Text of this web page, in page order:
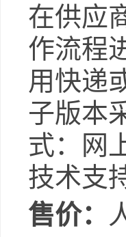
在供应
作流程
用快递
子版本
式：网
技术支
售价：